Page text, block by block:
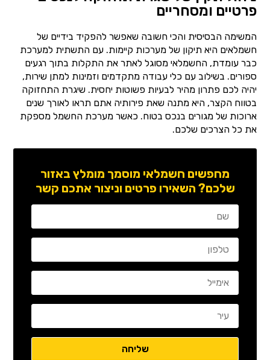
פרטיים ומסחריים
המשימה הבסיסית והכי חשובה שאפשר להפקיד בידיים של
חשמלאים היא תיקון של מערכות קיימות. עם התשתית למערכת
כבר עומדת, החשמלאי מסוגל לאתר את התקלות בתוך רגעים
ספורים. בשילוב עם כלי עבודה מתקדמים וזמינות למתן שירות,
יהיה לכם פתרון מהיר לבעיות פשוטות יחסית. שיגרת התחזוקה
בטווח הקצר, היא מתנה שאת פירותיה אתם תראו לאורך שנים
ארוכות של מגורים בנכס בטוח. כאשר מערכת החשמל מספקת
את כל הצרכים שלכם.
מחפשים חשמלאי מוסמך מומלץ באזור
שלכם? השאירו פרטים וניצור אתכם קשר